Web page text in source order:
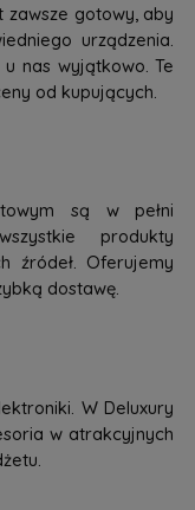
zawsze gotowy, aby
urządzenia.
nas wyjątkowo. Te
od kupujących.
są w pełni
produkty
źródeł. Oferujemy
dostawę.
W Deluxury
w atrakcyjnych